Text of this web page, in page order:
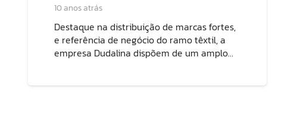
10 anos atrás
Destaque na distribuição de marcas fortes,
e referência de negócio do ramo têxtil, a
empresa Dudalina dispõem de um amplo…